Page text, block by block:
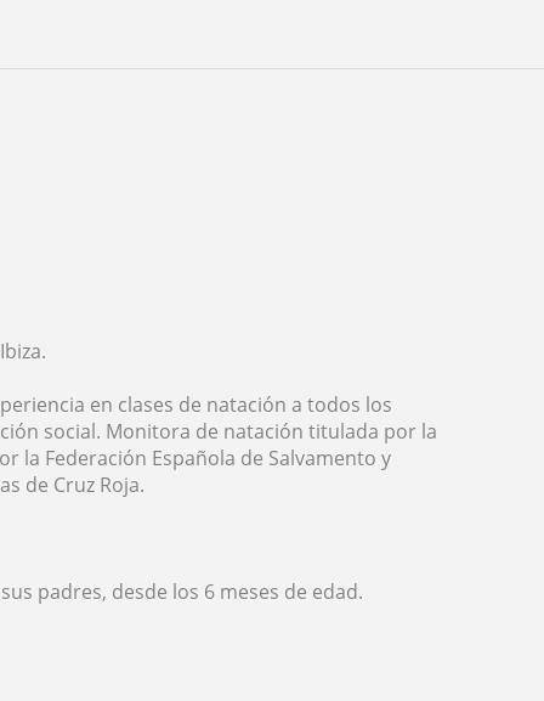
en clases de natación a todos los
social. Monitora de natación titulada por la
la Federación Española de Salvamento y
de Cruz Roja.
padres, desde los 6 meses de edad.